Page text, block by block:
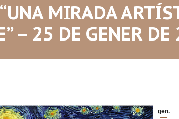
MIRADA
– 25 DE GENER
gen.